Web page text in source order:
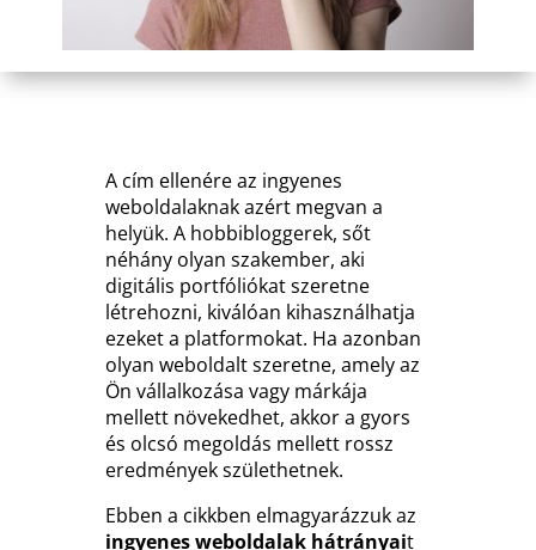
A cím ellenére az ingyenes
weboldalaknak azért megvan a
helyük. A hobbibloggerek, sőt
néhány olyan szakember, aki
digitális portfóliókat szeretne
létrehozni, kiválóan kihasználhatja
ezeket a platformokat. Ha azonban
olyan weboldalt szeretne, amely az
Ön vállalkozása vagy márkája
mellett növekedhet, akkor a gyors
és olcsó megoldás mellett rossz
eredmények születhetnek.
Ebben a cikkben elmagyarázzuk az
ingyenes weboldalak hátrányait